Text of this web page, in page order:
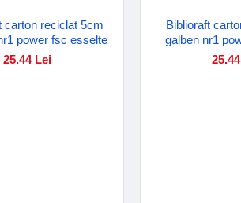
carton reciclat 5cm
power fsc esselte
25.44 Lei
Biblioraft
galben nr1